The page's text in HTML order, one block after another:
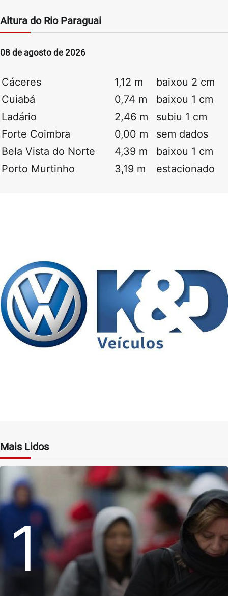
Altura do Rio Paraguai
08 de agosto de 2026
Cáceres 1,12 m
baixou 2 cm
Cuiabá
0,74 m
baixou 1 cm
Ladário
2,46 m
subiu 1 cm
Forte Coimbra
0,00 m
sem dados
Bela Vista do Norte
4,39 m
baixou 1 cm
Porto Murtinho
3,19 m estacionado
Mais Lidos
1